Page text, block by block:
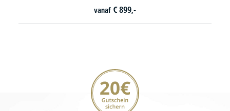
vanaf € 899,-
20€ korting verzekeren